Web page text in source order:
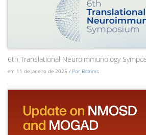
6th Translational Neuroimmunology
em 11 de Janeiro de 2025 / Por Bctrims